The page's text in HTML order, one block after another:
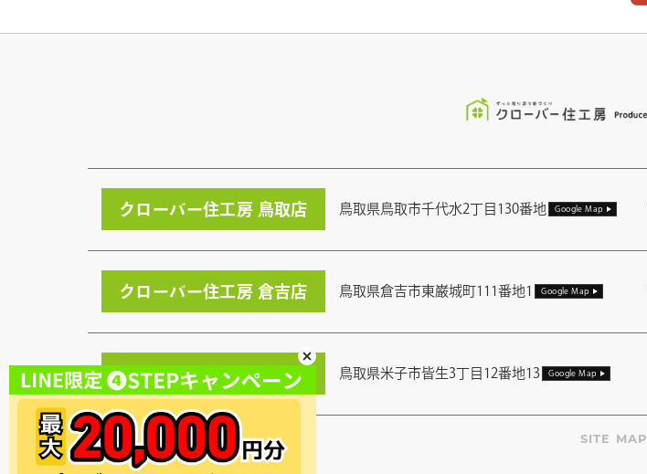
クローバー住工房 鳥取店 鳥取県鳥取市千代水2丁目130番地 Google Map
クローバー住工房 倉吉店 鳥取県倉吉市東巌城町111番地1 Google Map
クローバー住工房 米子店 鳥取県米子市皆生3丁目12番地13 Google Map
SITE MAP